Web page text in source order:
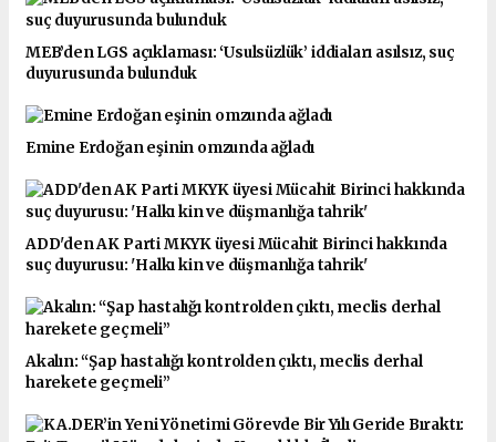
MEB’den LGS açıklaması: ‘Usulsüzlük’ iddiaları asılsız, suç
duyurusunda bulunduk
Emine Erdoğan eşinin omzunda ağladı
ADD'den AK Parti MKYK üyesi Mücahit Birinci hakkında
suç duyurusu: 'Halkı kin ve düşmanlığa tahrik'
Akalın: “Şap hastalığı kontrolden çıktı, meclis derhal
harekete geçmeli”